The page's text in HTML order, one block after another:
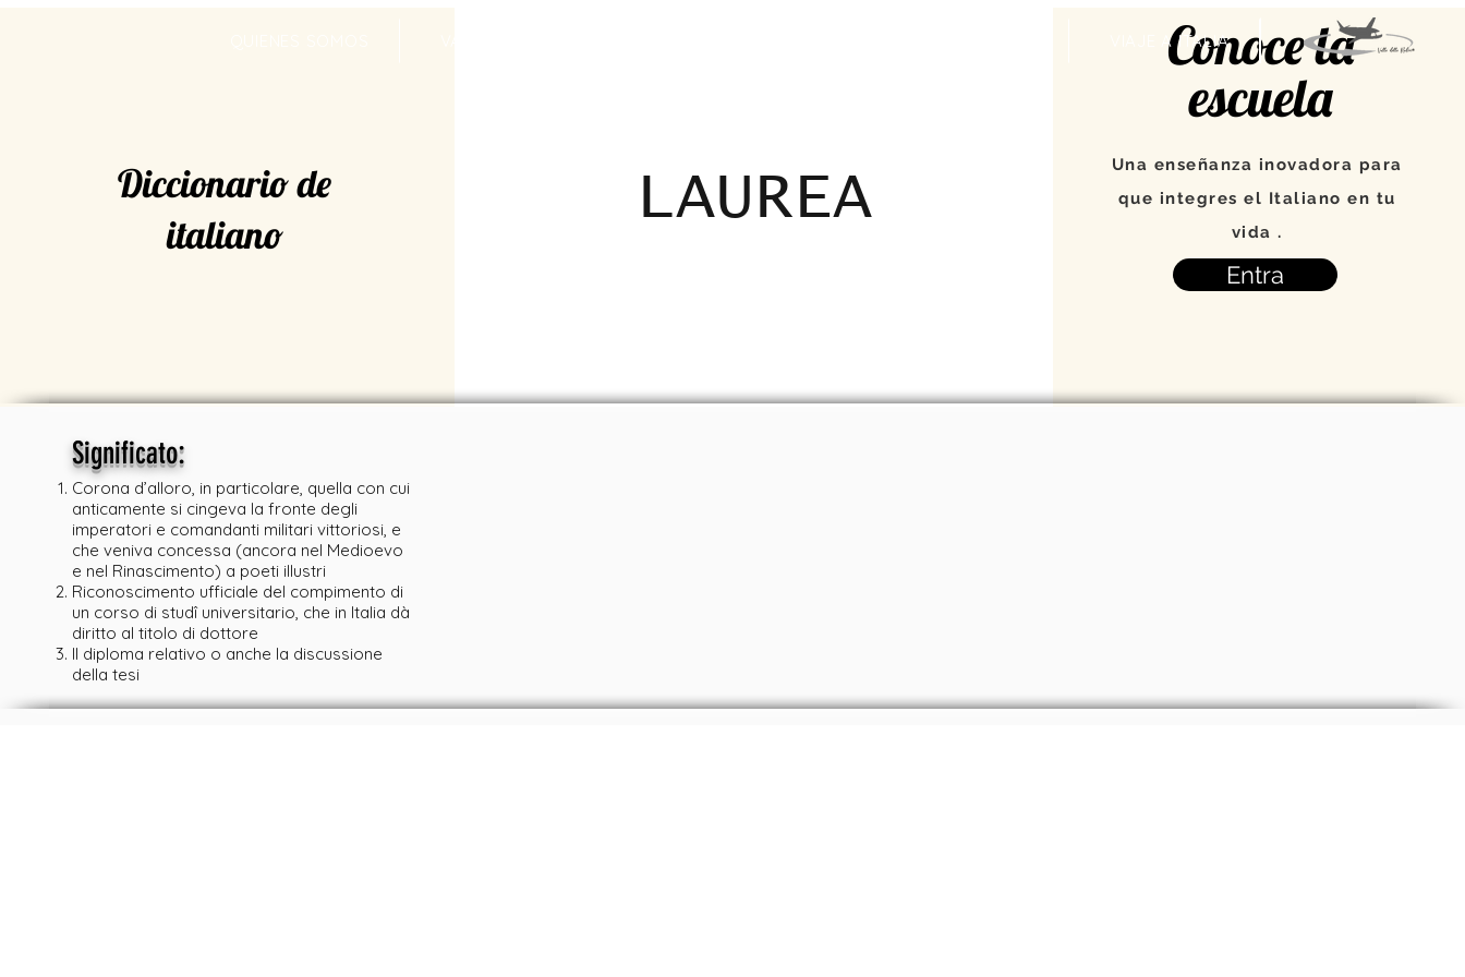
VIAJE A ITALIA
Diccionario de
italiano
LAUREA
Conoce la
escuela
Una enseñanza inovadora para
que integres el Italiano en tu
vida .
Entra
Significato:
Corona d’alloro, in particolare, quella con cui
anticamente si cingeva la fronte degli
imperatori e comandanti militari vittoriosi, e
che veniva concessa (ancora nel Medioevo
e nel Rinascimento) a poeti illustri
Riconoscimento ufficiale del compimento di
un corso di studî universitario, che in Italia dà
diritto al titolo di dottore
Il diploma relativo o anche la discussione
della tesi